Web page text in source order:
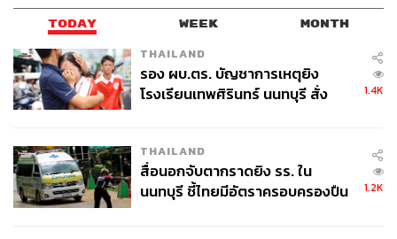
TODAY WEEK MONTH
THAILAND
รอง ผบ.ตร. บัญชาการเหตุยิง
โรงเรียนเทพศิรินทร์ นนทบุรี สั่ง
1.4K
THAILAND
สื่อนอกจับตากราดยิง รร. ใน
นนทบุรี ชี้ไทยมีอัตราครอบครองปืน
1.2K